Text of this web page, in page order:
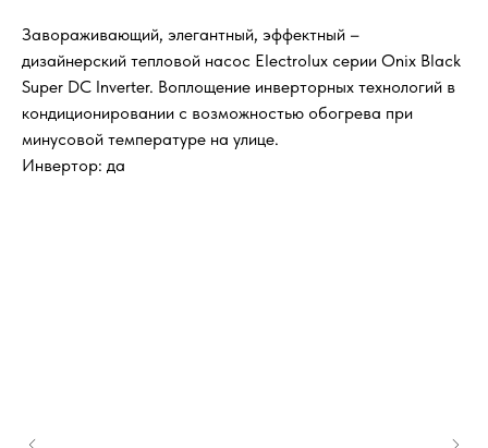
Завораживающий, элегантный, эффектный –
дизайнерский тепловой насос Electrolux серии Onix Black
Super DC Inverter. Воплощение инверторных технологий в
кондиционировании с возможностью обогрева при
минусовой температуре на улице.
Инвертор: да